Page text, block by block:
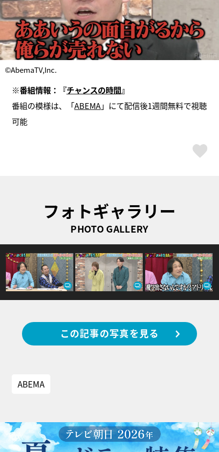
©AbemaTV,Inc.
※番組情報：『チャンスの時間』
番組の模様は、「ABEMA」にて配信後1週間無料で視聴
可能
フォトギャラリー
PHOTO GALLERY
この記事の写真を見る
ABEMA